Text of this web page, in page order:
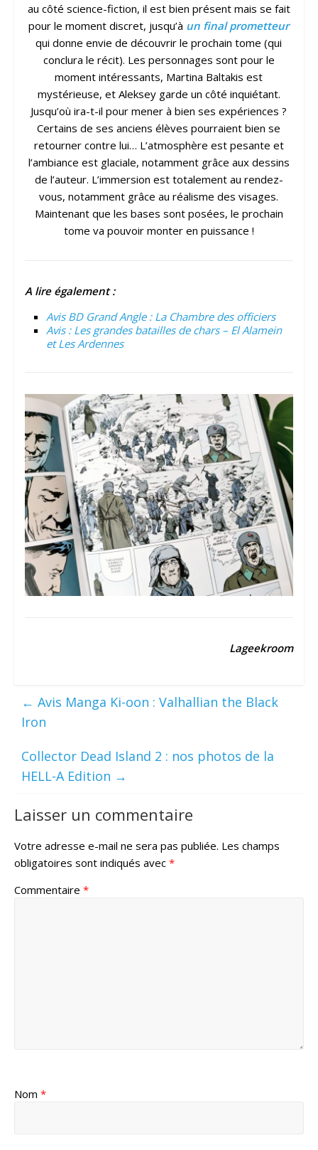
au côté science-fiction, il est bien présent mais se fait
pour le moment discret, jusqu’à un final prometteur
qui donne envie de découvrir le prochain tome (qui
conclura le récit). Les personnages sont pour le
moment intéressants, Martina Baltakis est
mystérieuse, et Aleksey garde un côté inquiétant.
Jusqu’où ira-t-il pour mener à bien ses expériences ?
Certains de ses anciens élèves pourraient bien se
retourner contre lui… L’atmosphère est pesante et
l’ambiance est glaciale, notamment grâce aux dessins
de l’auteur. L’immersion est totalement au rendez-
vous, notamment grâce au réalisme des visages.
Maintenant que les bases sont posées, le prochain
tome va pouvoir monter en puissance !
A lire également :
Avis BD Grand Angle : La Chambre des officiers
Avis : Les grandes batailles de chars – El Alamein
et Les Ardennes
Lageekroom
← Avis Manga Ki-oon : Valhallian the Black
Iron
Collector Dead Island 2 : nos photos de la
HELL-A Edition →
Laisser un commentaire
Votre adresse e-mail ne sera pas publiée. Les champs
obligatoires sont indiqués avec *
Commentaire *
Nom *